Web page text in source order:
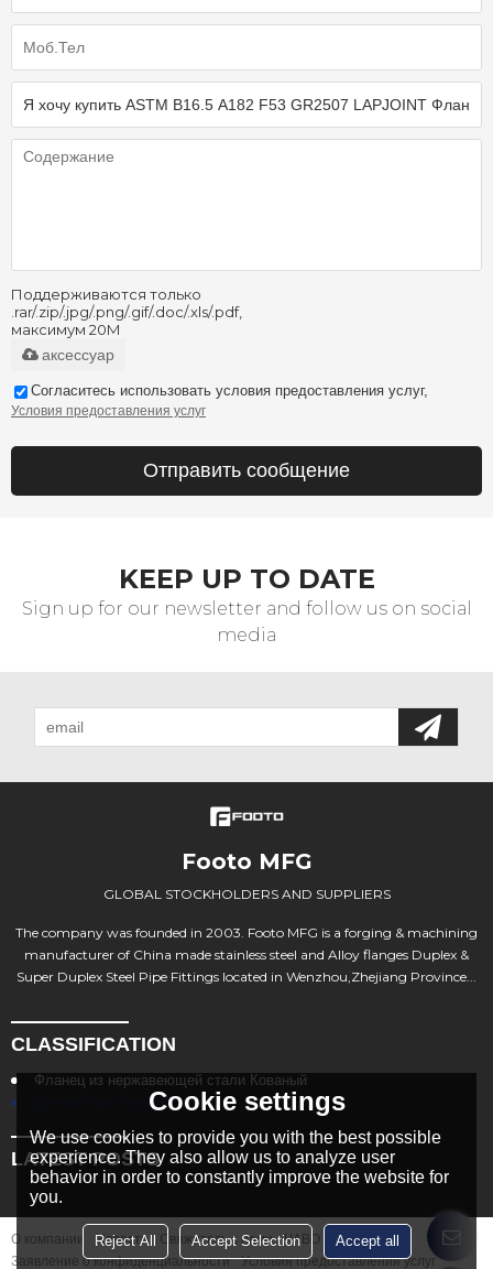
Поддерживаются только
.rar/.zip/.jpg/.png/.gif/.doc/.xls/.pdf,
максимум 20M
аксессуар
Согласитесь использовать условия предоставления услуг,
Условия предоставления услуг
Отправить сообщение
KEEP UP TO DATE
Sign up for our newsletter and follow us on social
media
Footo MFG
GLOBAL STOCKHOLDERS AND SUPPLIERS
The company was founded in 2003. Footo MFG is a forging & machining
manufacturer of China made stainless steel and Alloy flanges Duplex &
Super Duplex Steel Pipe Fittings located in Wenzhou,Zhejiang Province...
CLASSIFICATION
Фланец из нержавеющей стали Кованый
Дуплексные супердуплексные фланцы
LATEST POSTS
О компании Новости Свяжитесь с нами
ЧАВО
Заявление о конфиденциальности
Условия предоставления услуг
Cookie settings
We use cookies to provide you with the best possible
experience. They also allow us to analyze user
behavior in order to constantly improve the website for
you.
Reject All Accept Selection Accept all